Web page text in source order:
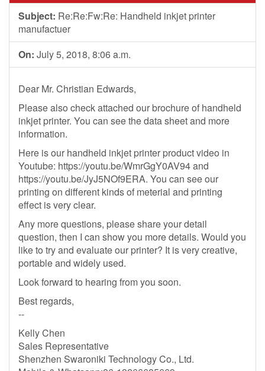
Subject: Re:Re:Fw:Re: Handheld inkjet printer
manufactuer
On: July 5, 2018, 8:06 a.m.
Dear Mr. Christian Edwards,
Please also check attached our brochure of handheld
inkjet printer. You can see the data sheet and more
information.
Here is our handheld inkjet printer product video in
Youtube: https://youtu.be/WmrGgY0AV94 and
https://youtu.be/JyJ5NOf9ERA. You can see our
printing on different kinds of meterial and printing
effect is very clear.
Any more questions, please share your detail
question, then I can show you more details. Would you
like to try and evaluate our printer? It is very creative,
portable and widely used.
Look forward to hearing from you soon.
Best regards,
--
Kelly Chen
Sales Representative
Shenzhen Swaroniki Technology Co., Ltd.